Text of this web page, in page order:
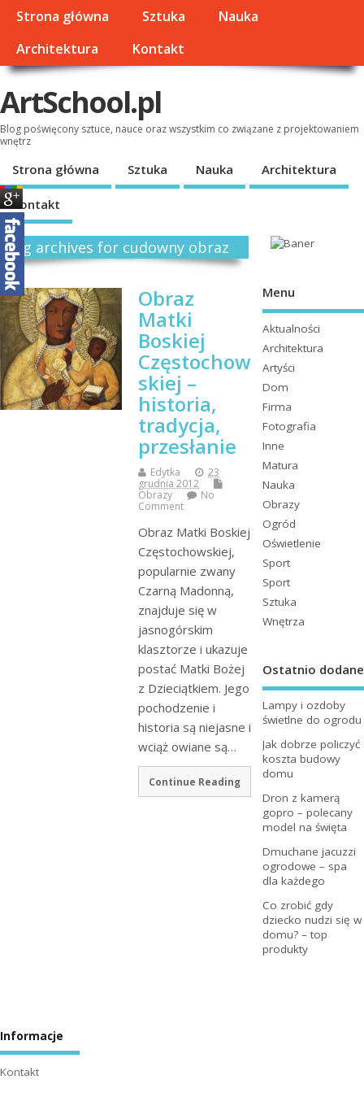
Strona główna Sztuka
Nauka
Architektura
Kontakt
ArtSchool.pl
Blog poświęcony sztuce, nauce oraz wszystkim co związane z projektowaniem
wnętrz
Strona główna Sztuka Nauka Architektura
Kontakt
Tag archives for cudowny obraz
Obraz
Matki
Boskiej
Częstochow
skiej –
historia,
tradycja,
przesłanie
Edytka
23
grudnia 2012
Obrazy
No
Comment
Obraz Matki Boskiej
Częstochowskiej,
popularnie zwany
Czarną Madonną,
znajduje się w
jasnogórskim
klasztorze i ukazuje
postać Matki Bożej
z Dzieciątkiem. Jego
pochodzenie i
historia są niejasne i
wciąż owiane są…
Continue Reading
Menu
Aktualności
Architektura
Artyści
Dom
Firma
Fotografia
Inne
Matura
Nauka
Obrazy
Ogród
Oświetlenie
Sport
Sport
Sztuka
Wnętrza
Ostatnio dodane
Lampy i ozdoby
świetlne do ogrodu
Jak dobrze policzyć
koszta budowy
domu
Dron z kamerą
gopro – polecany
model na święta
Dmuchane jacuzzi
ogrodowe – spa
dla każdego
Co zrobić gdy
dziecko nudzi się w
domu? – top
produkty
Informacje
Kontakt